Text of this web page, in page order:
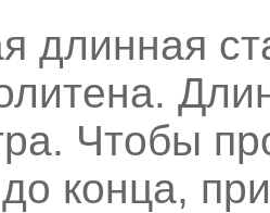
длинная
Чтобы
конца,